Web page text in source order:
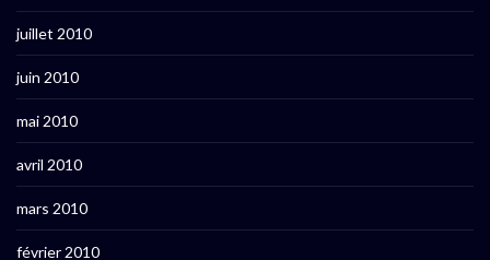
juillet 2010
juin 2010
mai 2010
avril 2010
mars 2010
février 2010